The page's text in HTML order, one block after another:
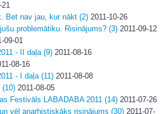
21
Bet nav jau, kur nākt (2) 2011-10-26
problemātiku. Risinājums? (3) 2011-09-12
09-01
- II daļa (9) 2011-08-16
08-16
- I daļa (11) 2011-08-08
(10) 2011-08-05
Festivāls LABADABA 2011 (14) 2011-07-26
vēl anarhistiskāks risinājums (30) 2011-07-